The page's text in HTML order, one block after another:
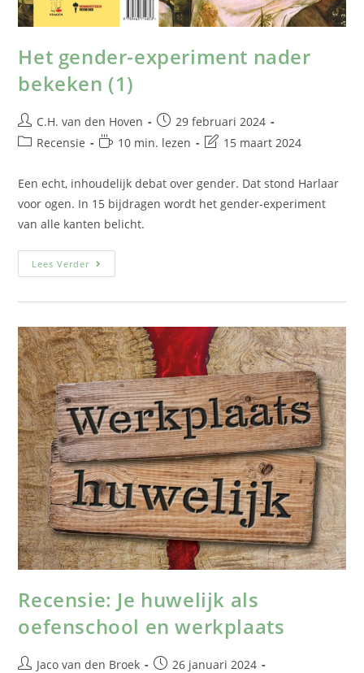
Het gender-experiment nader
bekeken (1)
C.H. van den Hoven
29 februari 2024
Recensie
10 min. lezen 15 maart 2024
Een echt, inhoudelijk debat over gender. Dat stond Harlaar
voor ogen. In 15 bijdragen wordt het gender-experiment
van alle kanten belicht.
Lees Verder
Recensie: Je huwelijk als
oefenschool en werkplaats
Jaco van den Broek
26 januari 2024